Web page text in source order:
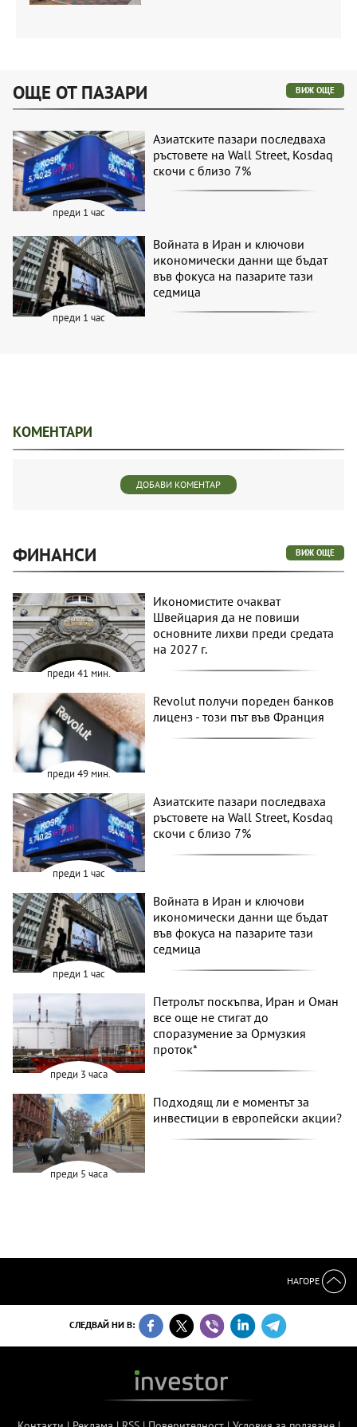
ОЩЕ ОТ ПАЗАРИ ВИЖ ОЩЕ
преди 1 час
Азиатските пазари последваха
ръстовете на Wall Street, Kosdaq
скочи с близо 7%
преди 1 час
Войната в Иран и ключови
икономически данни ще бъдат
във фокуса на пазарите тази
седмица
КОМЕНТАРИ
ДОБАВИ КОМЕНТАР
ФИНАНСИ ВИЖ ОЩЕ
преди 41 мин.
Икономистите очакват
Швейцария да не повиши
основните лихви преди средата
на 2027 г.
преди 49 мин.
Revolut получи пореден банков
лиценз - този път във Франция
преди 1 час
Азиатските пазари последваха
ръстовете на Wall Street, Kosdaq
скочи с близо 7%
преди 1 час
Войната в Иран и ключови
икономически данни ще бъдат
във фокуса на пазарите тази
седмица
преди 3 часа
Петролът поскъпва, Иран и Оман
все още не стигат до
споразумение за Ормузкия
проток*
преди 5 часа
Подходящ ли е моментът за
инвестиции в европейски акции?
НАГОРЕ
СЛЕДВАЙ НИ В: